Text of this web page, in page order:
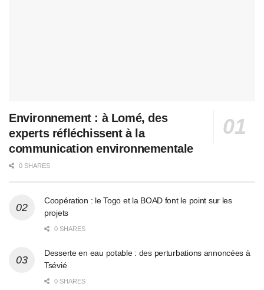
Environnement : à Lomé, des
experts réfléchissent à la
communication environnementale
0 SHARES
Coopération : le Togo et la BOAD font le point sur les
projets
0 SHARES
Desserte en eau potable : des perturbations annoncées à
Tsévié
0 SHARES